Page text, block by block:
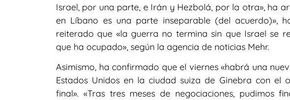
Israel, por una parte, e Irán y Hezbolá, por la otra», ha
en Líbano es una parte inseparable (del acuerdo)»,
reiterado que «la guerra no termina sin que Israel se
que ha ocupado», según la agencia de noticias Mehr.
Asimismo, ha confirmado que el viernes «habrá una
Estados Unidos en la ciudad suiza de Ginebra con el
final». «Tras tres meses de negociaciones, pudimos